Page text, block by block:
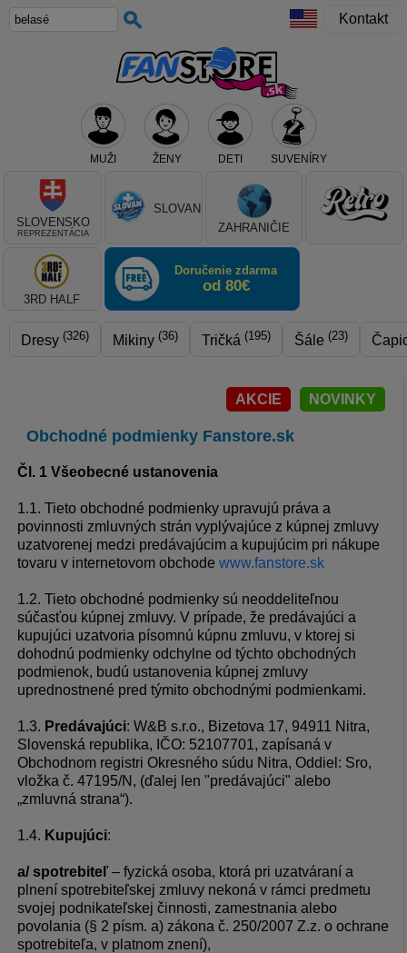
Kontakt
MUŽI ŽENY DETI SUVENÍRY
Teraz vyberte klub, alebo typ výrobku
SLOVENSKO
REPREZENTÁCIA
SLOVAN
ZAHRANIČIE
3RD HALF
Doručenie zdarma
od 80€
Dresy (326) Mikiny (36) Tričká (195) Šále (23)
AKCIE NOVINKY
Obchodné podmienky Fanstore.sk
Čl. 1 Všeobecné ustanovenia
1.1. Tieto obchodné podmienky upravujú práva a
povinnosti zmluvných strán vyplývajúce z kúpnej zmluvy
uzatvorenej medzi predávajúcim a kupujúcim pri nákupe
tovaru v internetovom obchodewww.fanstore.sk
1.2. Tieto obchodné podmienky sú neoddeliteľnou
súčasťou kúpnej zmluvy. V prípade, že predávajúci a
kupujúci uzatvoria písomnú kúpnu zmluvu, v ktorej si
dohodnú podmienky odchylne od týchto obchodných
podmienok, budú ustanovenia kúpnej zmluvy
uprednostnené pred týmito obchodnými podmienkami.
1.3. Predávajúci: W&B s.r.o., Bizetova 17, 94911 Nitra,
Slovenská republika, IČO: 52107701, zapísaná v
Obchodnom registri Okresného súdu Nitra, Oddiel: Sro,
vložka č. 47195/N, (ďalej len "predávajúci" alebo
„zmluvná strana“).
1.4. Kupujúci:
a/spotrebiteľ – fyzická osoba, ktorá pri uzatváraní a
plnení spotrebiteľskej zmluvy nekoná v rámci predmetu
svojej podnikateľskej činnosti, zamestnania alebo
povolania (§ 2 písm. a) zákona č. 250/2007 Z.z. o ochrane
spotrebiteľa, v platnom znení),